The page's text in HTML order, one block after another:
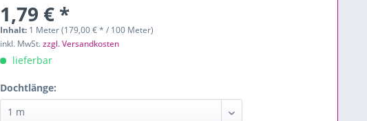
1,79 € *
Inhalt: 1 Meter (179,00 € * / 100 Meter)
inkl. MwSt.zzgl. Versandkosten
lieferbar
Dochtlänge: